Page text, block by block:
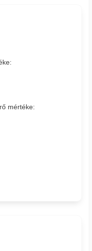
mértéke: